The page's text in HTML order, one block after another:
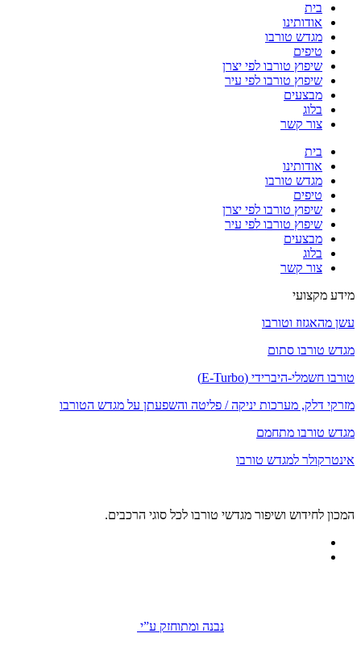
בית
אודותינו
מגדש טורבו
טיפים
שיפוץ טורבו לפי יצרן
שיפוץ טורבו לפי עיר
מבצעים
בלוג
צור קשר
בית
אודותינו
מגדש טורבו
טיפים
שיפוץ טורבו לפי יצרן
שיפוץ טורבו לפי עיר
מבצעים
בלוג
צור קשר
מידע מקצועי
עשן מהאגזוז וטורבו
מגדש טורבו סתום
טורבו חשמלי-היברידי (E-Turbo)
מזרקי דלק, מערכות יניקה / פליטה והשפעתן על מגדש הטורבו
מגדש טורבו מתחמם
אינטרקולר למגדש טורבו
המכון לחידוש ושיפור מגדשי טורבו לכל סוגי הרכבים.
נבנה ומתוחזק ע”י